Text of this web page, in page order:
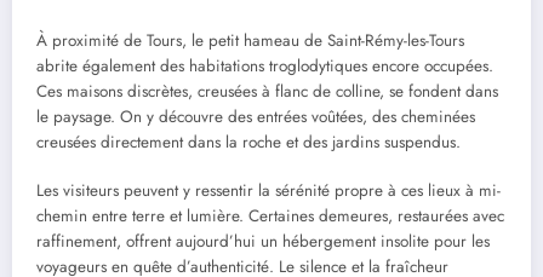
À proximité de Tours, le petit hameau de Saint-Rémy-les-Tours
abrite également des habitations troglodytiques encore occupées.
Ces maisons discrètes, creusées à flanc de colline, se fondent dans
le paysage. On y découvre des entrées voûtées, des cheminées
creusées directement dans la roche et des jardins suspendus.
Les visiteurs peuvent y ressentir la sérénité propre à ces lieux à mi-
chemin entre terre et lumière. Certaines demeures, restaurées avec
raffinement, offrent aujourd’hui un hébergement insolite pour les
voyageurs en quête d’authenticité. Le silence et la fraîcheur